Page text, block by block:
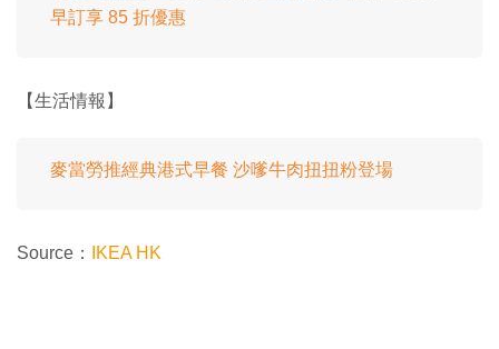
早訂享 85 折優惠
【生活情報】
麥當勞推經典港式早餐 沙嗲牛肉扭扭粉登場
Source： IKEA HK